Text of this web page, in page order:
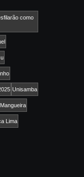
como
Unisamba
Lima